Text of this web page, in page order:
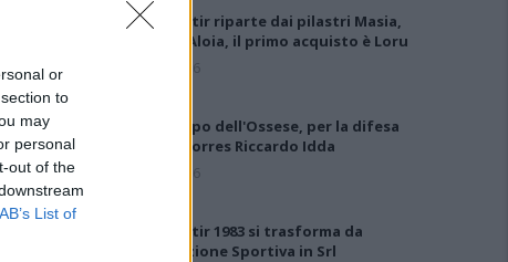
or
to
may
personal
out of the
List of
Il Monastir riparte dai pilastri Masia,
Pinna e Aloia, il primo acquisto è Loru
7 Ago 2026
Gran colpo dell'Ossese, per la difesa
c'è l'ex Torres Riccardo Idda
7 Ago 2026
Il Monastir 1983 si trasforma da
Associazione Sportiva in Srl